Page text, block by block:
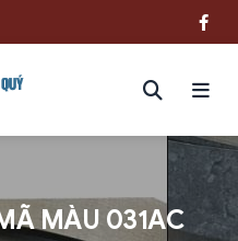
MÀU 031AC